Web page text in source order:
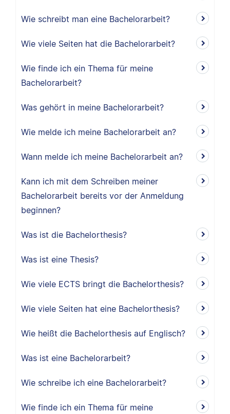
Wie schreibt man eine Bachelorarbeit?
Wie viele Seiten hat die Bachelorarbeit?
Wie finde ich ein Thema für meine
Bachelorarbeit?
Was gehört in meine Bachelorarbeit?
Wie melde ich meine Bachelorarbeit an?
Wann melde ich meine Bachelorarbeit an?
Kann ich mit dem Schreiben meiner
Bachelorarbeit bereits vor der Anmeldung
beginnen?
Was ist die Bachelorthesis?
Was ist eine Thesis?
Wie viele ECTS bringt die Bachelorthesis?
Wie viele Seiten hat eine Bachelorthesis?
Wie heißt die Bachelorthesis auf Englisch?
Was ist eine Bachelorarbeit?
Wie schreibe ich eine Bachelorarbeit?
Wie finde ich ein Thema für meine